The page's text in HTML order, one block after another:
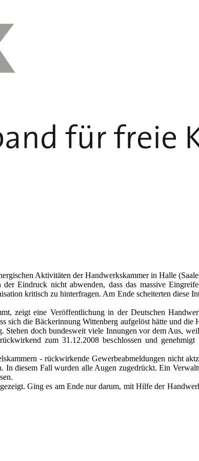
Aktivitäten der Handwerkskammer in Halle
Eindruck nicht abwenden, dass das massive
kritisch zu hinterfragen. Am Ende scheiterten diese
zeigt eine Veröffentlichung in der Deutschen
sich die Bäckerinnung Wittenberg aufgelöst hätte und die
Stehen doch bundesweit viele Innungen vor dem Aus,
zum 31.12.2008 beschlossen und
- rückwirkende Gewerbeabmeldungen nicht
diesem Fall wurden alle Augen zugedrückt. Ein
Ging es am Ende nur darum, mit Hilfe der